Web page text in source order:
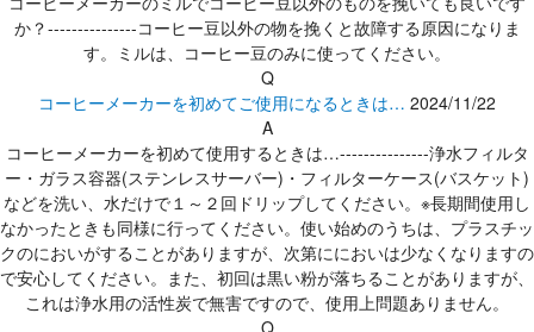
か？---------------コーヒー豆以外の物を挽くと故障する原因になりま
す。ミルは、コーヒー豆のみに使ってください。
Q
コーヒーメーカーを初めてご使用になるときは… 2024/11/22
A
コーヒーメーカーを初めて使用するときは…---------------浄水フィルタ
ー・ガラス容器(ステンレスサーバー)・フィルターケース(バスケット)
などを洗い、水だけで１～２回ドリップしてください。※長期間使用し
なかったときも同様に行ってください。使い始めのうちは、プラスチッ
クのにおいがすることがありますが、次第ににおいは少なくなりますの
で安心してください。また、初回は黒い粉が落ちることがありますが、
これは浄水用の活性炭で無害ですので、使用上問題ありません。
Q